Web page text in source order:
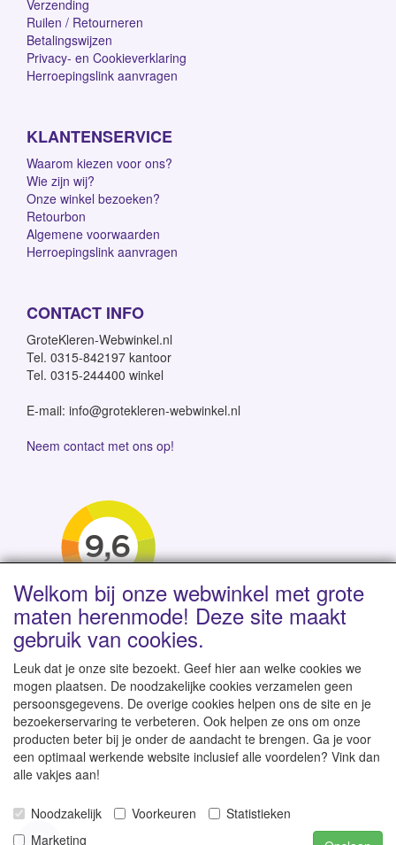
Verzending
Ruilen / Retourneren
Betalingswijzen
Privacy- en Cookieverklaring
Herroepingslink aanvragen
KLANTENSERVICE
Waarom kiezen voor ons?
Wie zijn wij?
Onze winkel bezoeken?
Retourbon
Algemene voorwaarden
Herroepingslink aanvragen
CONTACT INFO
GroteKleren-Webwinkel.nl
Tel. 0315-842197 kantoor
Tel. 0315-244400 winkel
E-mail: info@grotekleren-webwinkel.nl
Neem contact met ons op!
Levertijd 1-2 werkdagen | Vanaf € 95 gratis verzending
binnen NL | Direct leverbaar uit eigen voorraad
© 2007-2026
Alle rechten
Welkom bij onze webwinkel met grote
maten herenmode! Deze site maakt
gebruik van cookies.
Leuk dat je onze site bezoekt. Geef hier aan welke cookies we
mogen plaatsen. De noodzakelijke cookies verzamelen geen
persoonsgegevens. De overige cookies helpen ons de site en je
bezoekerservaring te verbeteren. Ook helpen ze ons om onze
producten beter bij je onder de aandacht te brengen. Ga je voor
een optimaal werkende website inclusief alle voordelen? Vink dan
alle vakjes aan!
Noodzakelijk Voorkeuren
Statistieken
Marketing